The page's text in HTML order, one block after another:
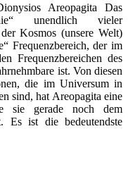
Areopagita Das
unendlich vieler
Kosmos (unsere Welt)
Frequenzbereich, der im
Frequenzbereichen des
ist. Von diesen
die im Universum in
sind, hat Areopagita eine
sie gerade noch dem
Es ist die bedeutendste